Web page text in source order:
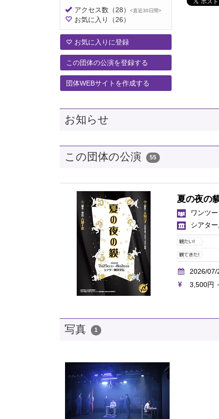
アクセス数 （28） <直近30日間>
お気に入り （26）
お気に入りに登録
この団体の公演を登録する
団体WEBサイトを作成する
お知らせ
この団体の公演 55
夏の夜の
ワンツ
シアタ
2026/
3,500円
写真 1